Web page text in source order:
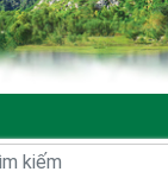
ĐIỆN TỬ QUẢNG